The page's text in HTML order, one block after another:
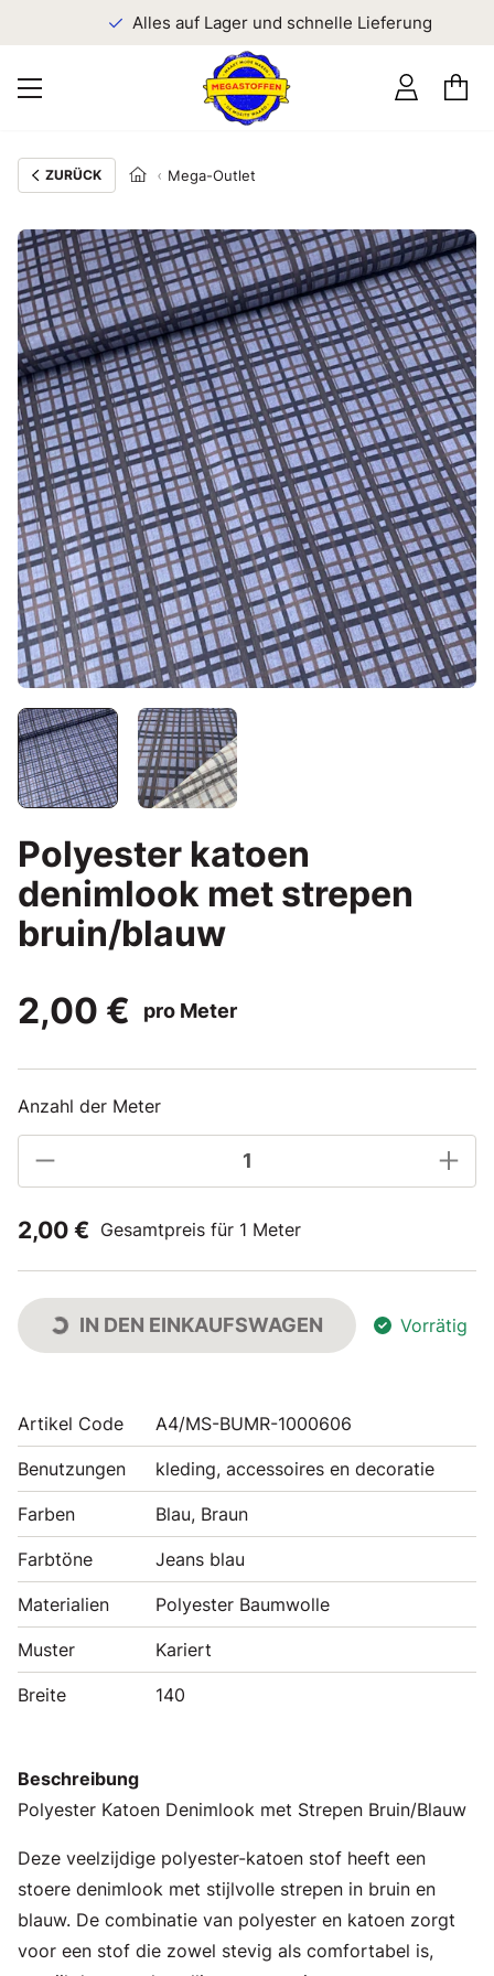
Alles auf Lager und schnelle Lieferung
ZURÜCK Mega-Outlet
Polyester katoen
denimlook met strepen
bruin/blauw
2,00 €
pro Meter
Anzahl der Meter
2,00 € Gesamtpreis für 1 Meter
IN DEN EINKAUFSWAGEN Vorrätig
Artikel Code A4/MS-BUMR-1000606
Benutzungen kleding, accessoires en decoratie
Farben Blau, Braun
Farbtöne Jeans blau
Materialien Polyester Baumwolle
Muster Kariert
Breite 140
Beschreibung
Polyester Katoen Denimlook met Strepen Bruin/Blauw
Deze veelzijdige polyester-katoen stof heeft een
stoere denimlook met stijlvolle strepen in bruin en
blauw. De combinatie van polyester en katoen zorgt
voor een stof die zowel stevig als comfortabel is,